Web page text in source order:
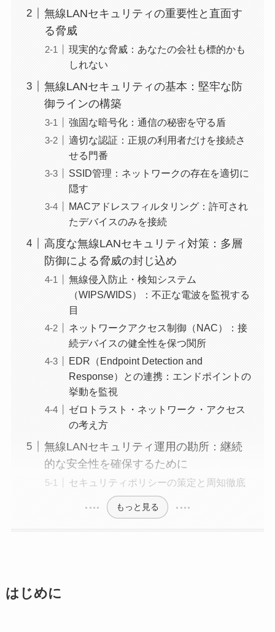
無線LANセキュリティの重要性と直面す
る脅威
現実的な脅威：あなたの会社も標的かも
しれない
無線LANセキュリティの基本：堅牢な防
御ラインの構築
強固な暗号化：通信の秘密を守る盾
適切な認証：正規の利用者だけを接続さ
せる門番
SSID管理：ネットワークの存在を適切に
隠す
MACアドレスフィルタリング：許可され
たデバイスのみを接続
高度な無線LANセキュリティ対策：多層
防御による脅威の封じ込め
無線侵入防止・検知システム
（WIPS/WIDS）：不正な電波を監視する
目
ネットワークアクセス制御（NAC）：接
続デバイスの健全性を保つ関所
EDR（Endpoint Detection and
Response）との連携：エンドポイントの
挙動を監視
ゼロトラスト・ネットワーク・アクセス
の考え方
無線LANセキュリティ運用の勘所：継続
的な安全性を確保するために
セキュリティポリシーの策定と周知徹底
もっと見る
はじめに